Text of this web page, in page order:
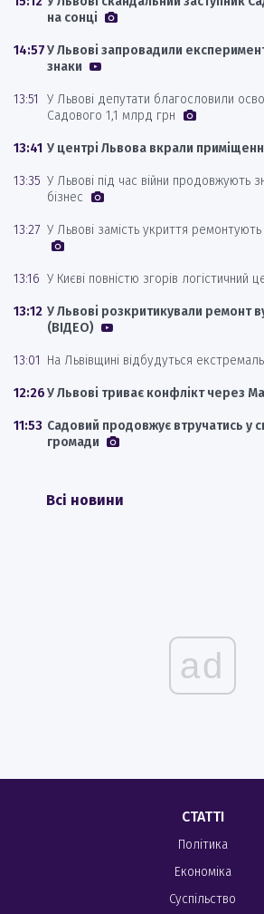
на сонці
14:57У Львові запровадили
знаки
13:51
У Львові депутати благословили
Садового 1,1 млрд грн
13:41 У центрі Львова вкрали
13:35 У Львові під час війни продовжують
бізнес
13:27 У Львові замість укриття
13:16 У Києві повністю згорів
13:12 У Львові розкритикували ремонт
(ВІДЕО)
13:01 На Львівщині відбудуться
12:26У Львові триває конфлікт через
11:53 Садовий продовжує втручатись у
громади
Всі новини
ad
СТАТТІ
Політика
Економіка
Суспільство